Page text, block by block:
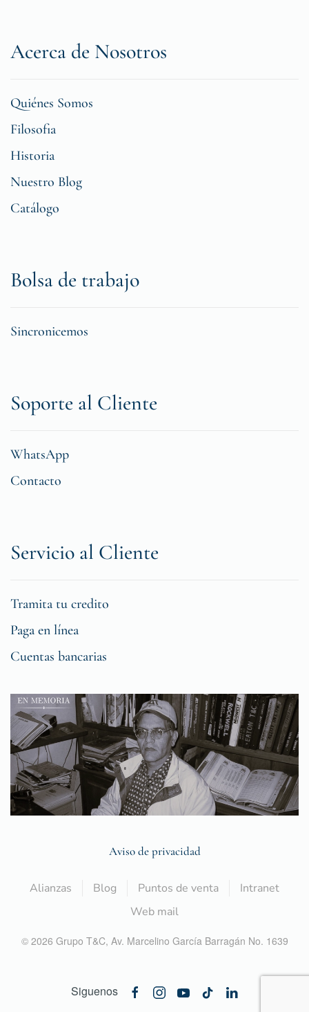
Acerca de Nosotros
Quiénes Somos
Filosofia
Historia
Nuestro Blog
Catálogo
Bolsa de trabajo
Sincronicemos
Soporte al Cliente
WhatsApp
Contacto
Servicio al Cliente
Tramita tu credito
Paga en línea
Cuentas bancarias
Aviso de privacidad
Alianzas Blog Puntos de venta
Intranet
Web mail
© 2026 Grupo T&C, Av. Marcelino García Barragán No. 1639
Siguenos